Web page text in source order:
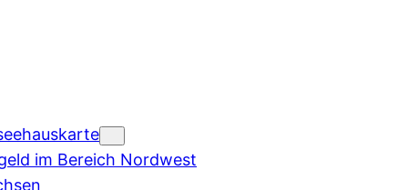
im Bereich Nordwest